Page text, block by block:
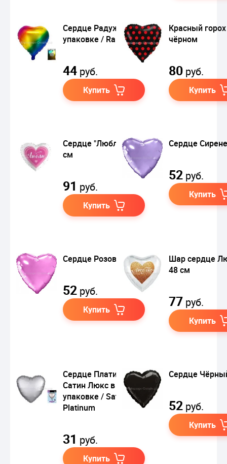
Сердце Радужный в
упаковке / Rainbow
44 руб.
Купить
Красный
чёрном
80 руб.
Купить
Сердце "Люблю", 48
см
91 руб.
Купить
Сердце
52 руб.
Купить
Сердце Розовый
52 руб.
Купить
Шар сердце
48 см
77 руб.
Купить
Сердце Платина
Сатин Люкс в
упаковке / Satin Luxe
Platinum
31 руб.
Купить
Сердце
52 руб.
Купить